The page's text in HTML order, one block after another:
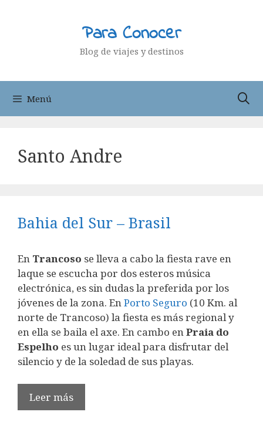
Para Conocer
Blog de viajes y destinos
Menú
Santo Andre
Bahia del Sur – Brasil
En Trancoso se lleva a cabo la fiesta rave en
laque se escucha por dos esteros música
electrónica, es sin dudas la preferida por los
jóvenes de la zona. EnPorto Seguro (10 Km. al
norte de Trancoso) la fiesta es más regional y
en ella se baila el axe. En cambo enPraia do
Espelho es un lugar ideal para disfrutar del
silencio y de la soledad de sus playas.
Leer más